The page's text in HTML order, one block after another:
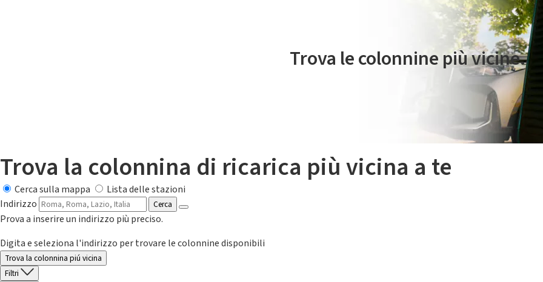
Trova le colonnine più vicine.
Trova la colonnina di ricarica più vicina a te
Cerca sulla mappa
Lista delle stazioni
Indirizzo
Cerca
Prova a inserire un indirizzo più preciso.
Digita e seleziona l'indirizzo per trovare le colonnine disponibili
Trova la colonnina piú vicina
Filtri